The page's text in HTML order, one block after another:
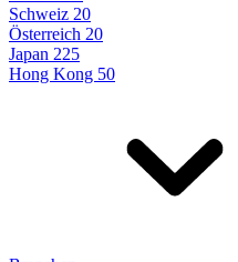
Schweiz 20
Österreich 20
Japan 225
Hong Kong 50